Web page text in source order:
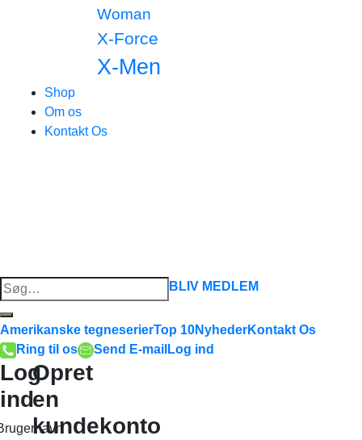
Woman
X-Force
X-Men
Shop
Om os
Kontakt Os
Søg
efter:
BLIV MEDLEM
Amerikanske tegneserierTop 10NyhederKontakt Os
Ring til os
Send E-mail Log ind
Log
ind
Opret
en
kundekonto